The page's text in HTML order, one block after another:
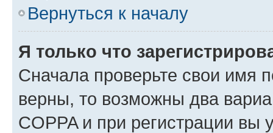
Вернуться к началу
Я только что
Сначала проверьте свои имя
верны, то возможны два
COPPA и при регистрации вы